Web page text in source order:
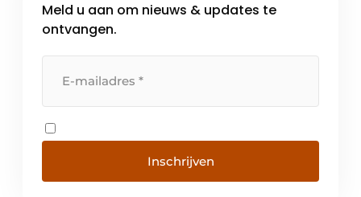
Meld u aan om nieuws & updates te
ontvangen.
Inschrijven